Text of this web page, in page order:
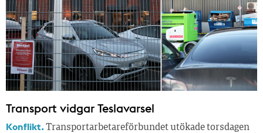
Transport vidgar Teslavarsel
Konflikt.Transportarbetareförbundet utökade torsdagen